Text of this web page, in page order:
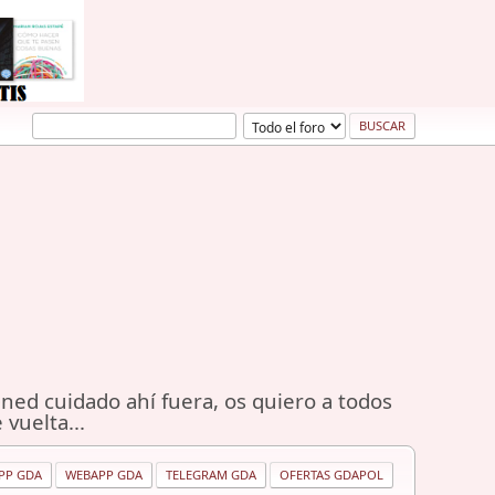
cuidado ahí fuera, os quiero a todos
vuelta...
GDA WEBAPP GDA TELEGRAM GDA OFERTAS GDAPOL